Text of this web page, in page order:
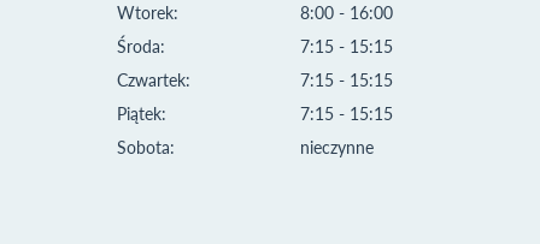
Wtorek:
Środa:
Czwartek:
Piątek:
Sobota:
8:00 - 16:00
7:15 - 15:15
7:15 - 15:15
7:15 - 15:15
nieczynne